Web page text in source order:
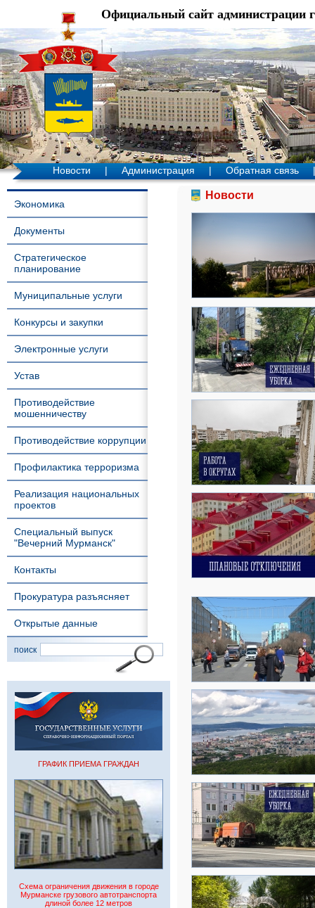
Официальный сайт администрации
Новости | Администрация | Обратная связь |
Экономика
Документы
Стратегическое
планирование
Муниципальные услуги
Конкурсы и закупки
Электронные услуги
Устав
Противодействие
мошенничеству
Противодействие коррупции
Профилактика терроризма
Реализация национальных
проектов
Специальный выпуск
"Вечерний Мурманск"
Контакты
Прокуратура разъясняет
Открытые данные
поиск
ГРАФИК ПРИЕМА ГРАЖДАН
Схема ограничения движения в городе
Мурманске грузового автотранспорта
длиной более 12 метров
Новости